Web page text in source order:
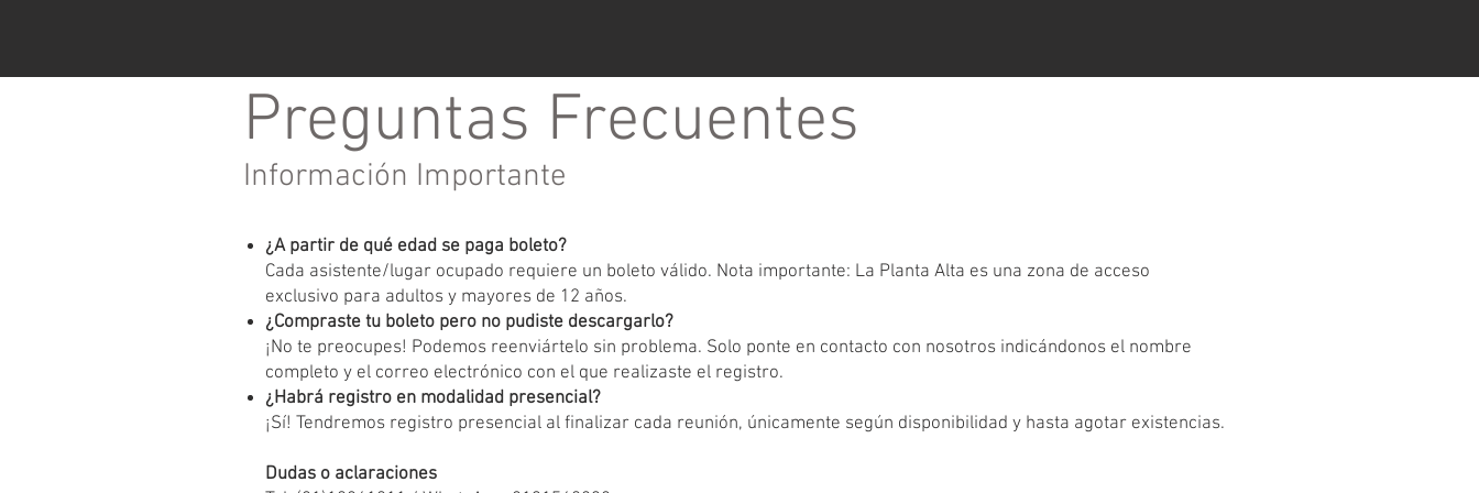
Preguntas Frecuentes
Información Importante
¿A partir de qué edad se paga boleto?
Cada asistente/lugar ocupado requiere un boleto válido. Nota importante: La Planta Alta es una zona de acceso
exclusivo para adultos y mayores de 12 años.
¿Compraste tu boleto pero no pudiste descargarlo?
¡No te preocupes! Podemos reenviártelo sin problema. Solo ponte en contacto con nosotros indicándonos el nombre
completo y el correo electrónico con el que realizaste el registro.
¿Habrá registro en modalidad presencial?
¡Sí! Tendremos registro presencial al finalizar cada reunión, únicamente según disponibilidad y hasta agotar existencias.
Dudas o aclaraciones